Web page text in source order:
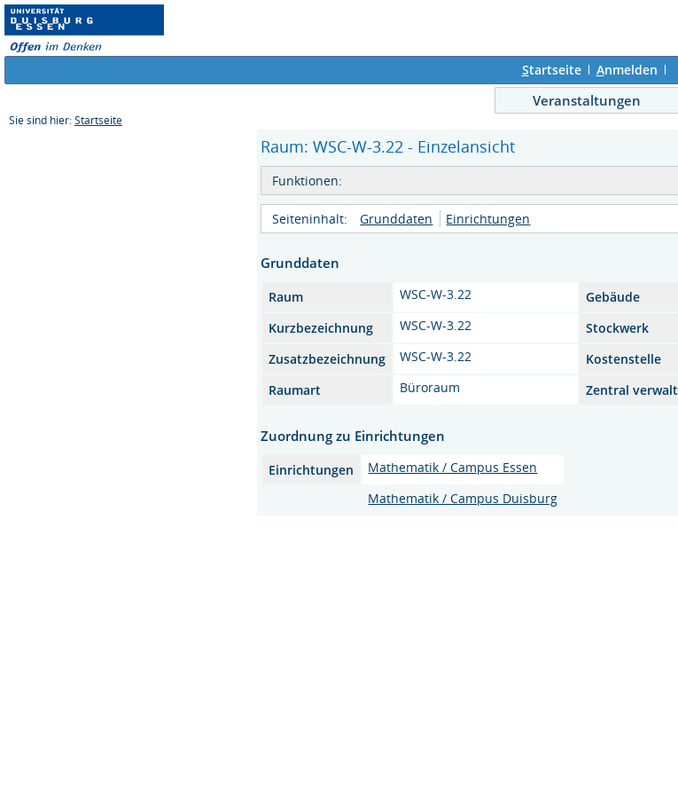
Startseite Anmelden
Veranstaltungen
Sie sind hier: Startseite
Raum: WSC-W-3.22 - Einzelansicht
Funktionen:
Seiteninhalt: Grunddaten Einrichtungen
Grunddaten
Raum WSC-W-3.22 Gebäude
Kurzbezeichnung
WSC-W-3.22
Stockwerk
Zusatzbezeichnung
WSC-W-3.22
Kostenstelle
Raumart
Büroraum Zentral
Zuordnung zu Einrichtungen
Einrichtungen
Mathematik / Campus Essen
Mathematik / Campus Duisburg